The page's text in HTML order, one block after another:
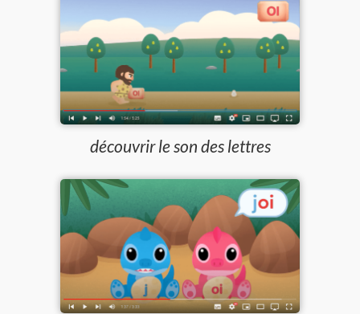
découvrir le son des lettres